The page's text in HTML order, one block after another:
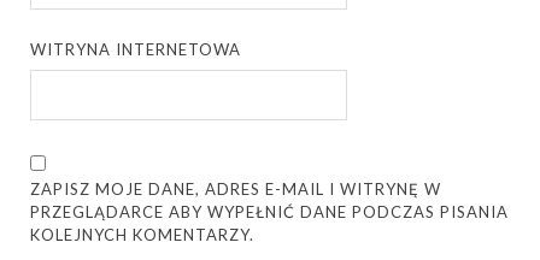
WITRYNA INTERNETOWA
ZAPISZ MOJE DANE, ADRES E-MAIL I WITRYNĘ W
PRZEGLĄDARCE ABY WYPEŁNIĆ DANE PODCZAS PISANIA
KOLEJNYCH KOMENTARZY.